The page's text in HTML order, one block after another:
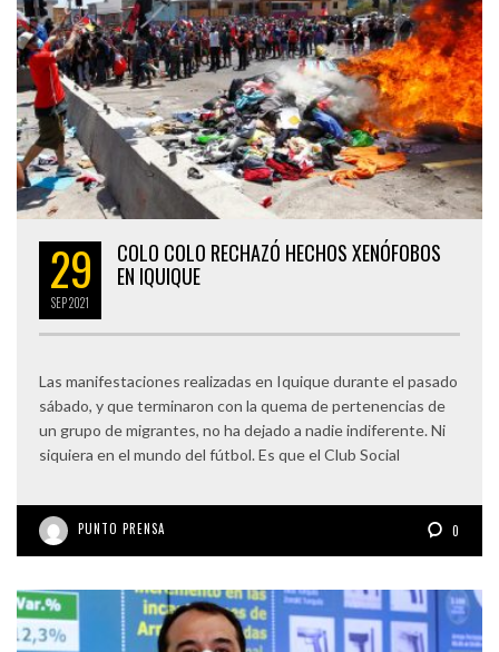
29
SEP2021
COLO COLO RECHAZÓ HECHOS XENÓFOBOS
EN IQUIQUE
Las manifestaciones realizadas en Iquique durante el pasado
sábado, y que terminaron con la quema de pertenencias de
un grupo de migrantes, no ha dejado a nadie indiferente. Ni
siquiera en el mundo del fútbol. Es que el Club Social
PUNTO PRENSA 0